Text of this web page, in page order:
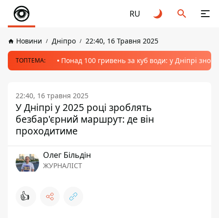
RU
Новини Дніпро 22:40, 16 Травня 2025
ТОПТЕМА: Понад 100 гривень за куб води: у Дніпрі
22:40, 16 травня 2025
У Дніпрі у 2025 році зроблять
безбар'єрний маршрут: де він
проходитиме
Олег Більдін
ЖУРНАЛІСТ
👍